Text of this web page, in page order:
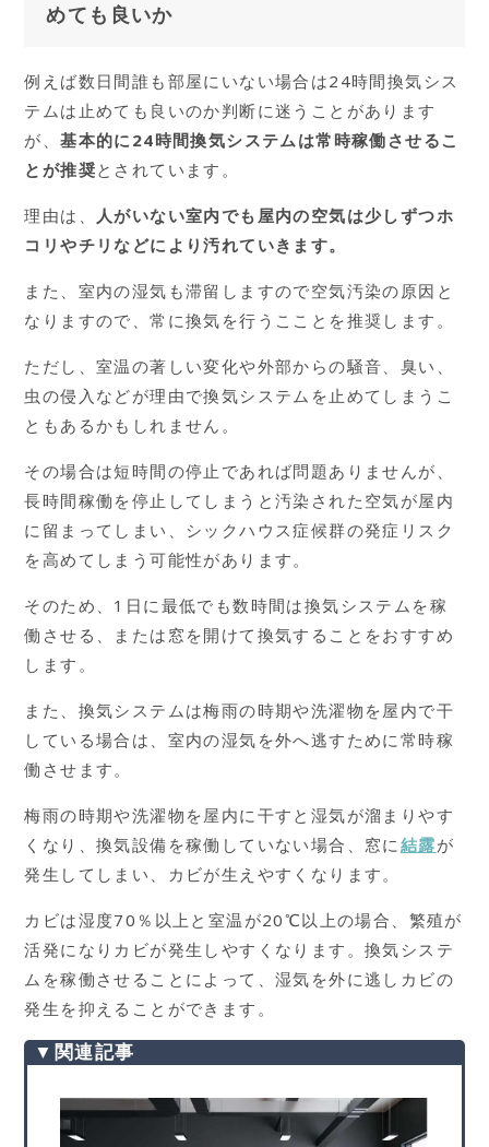
めても良いか
例えば数日間誰も部屋にいない場合は24時間換気シス
テムは止めても良いのか判断に迷うことがあります
が、基本的に24時間換気システムは常時稼働させるこ
とが推奨とされています。
理由は、 人がいない室内でも屋内の空気は少しずつホ
コリやチリなどにより汚れていきます。
また、室内の湿気も滞留しますので空気汚染の原因と
なりますので、常に換気を行うこことを推奨します。
ただし、室温の著しい変化や外部からの騒音、臭い、
虫の侵入などが理由で換気システムを止めてしまうこ
ともあるかもしれません。
その場合は短時間の停止であれば問題ありませんが、
長時間稼働を停止してしまうと汚染された空気が屋内
に留まってしまい、シックハウス症候群の発症リスク
を高めてしまう可能性があります。
そのため、1日に最低でも数時間は換気システムを稼
働させる、または窓を開けて換気することをおすすめ
します。
また、換気システムは梅雨の時期や洗濯物を屋内で干
している場合は、室内の湿気を外へ逃すために常時稼
働させます。
梅雨の時期や洗濯物を屋内に干すと湿気が溜まりやす
くなり、換気設備を稼働していない場合、窓に結露が
発生してしまい、カビが生えやすくなります。
カビは湿度70％以上と室温が20℃以上の場合、繁殖が
活発になりカビが発生しやすくなります。換気システ
ムを稼働させることによって、湿気を外に逃しカビの
発生を抑えることができます。
▼関連記事